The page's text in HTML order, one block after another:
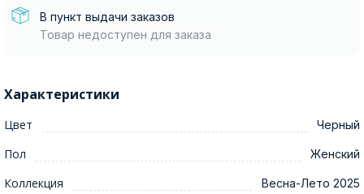
В пункт выдачи заказов
Товар недоступен для заказа
Характеристики
Цвет Черный
Пол Женский
Коллекция Весна-Лето 2025